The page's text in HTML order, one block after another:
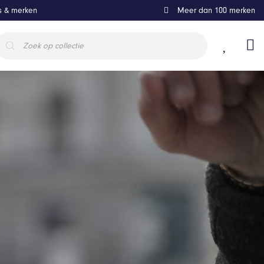
zoeken
& merken Meer dan 100 merken
Plus JR'For All Time
Bestel bij